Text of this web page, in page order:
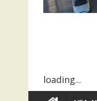
loading...